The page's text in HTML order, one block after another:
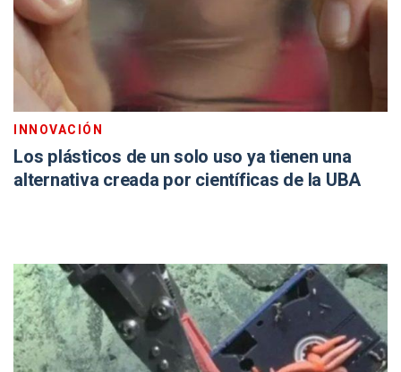
INNOVACIÓN
Los plásticos de un solo uso ya tienen una
alternativa creada por científicas de la UBA